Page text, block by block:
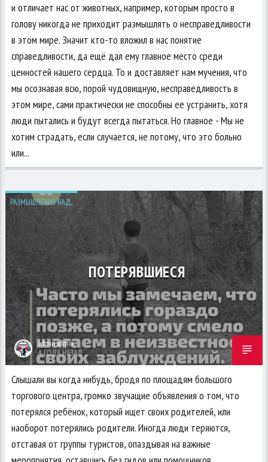
и отличает нас от животных, например, которым просто в
голову никогда не приходит размышлять о несправедливости
в этом мире. Значит кто-то вложил в нас понятие
справедливости, да ещё дал ему главное место среди
ценностей нашего сердца. То и доставляет нам мучения, что
мы осознавая всю, порой чудовищную, несправедливость в
этом мире, сами практически не способны ее устранить, хотя
люди пытались и будут всегда пытаться. Но главное - Мы не
хотим страдать, если случается, не потому, что это больно
или...
РАЗМЫШЛЕНИЯ НАД...
ПОТЕРЯВШИЕСЯ
admin admin
4 ГОДА НАЗАД
Слышали вы когда нибудь, бродя по площадям большого
торгового центра, громко звучащие объявления о том, что
потерялся ребёнок, который ищет своих родителей, или
наоборот потерялись родители. Иногда люди теряются,
отставая от группы туристов, опаздывая на важные